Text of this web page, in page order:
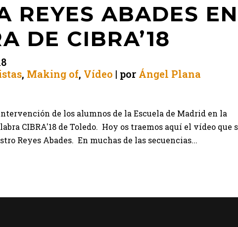
REYES ABADES EN
DE CIBRA’18
, Making of, Vídeo por Ángel Plana
de los alumnos de la Escuela de Madrid en la
CIBRA'18 de Toledo. Hoy os traemos aquí el vídeo que
Reyes Abades. En muchas de las secuencias...